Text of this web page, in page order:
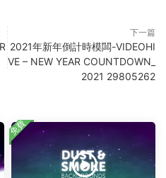
下一篇
2021年新年倒計時模闆-VIDEOHI
VE – NEW YEAR COUNTDOWN_
2021 29805262
免費